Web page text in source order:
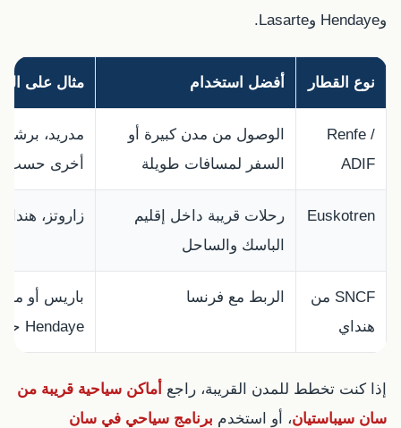
وHendaye وLasarte.
نوع القطار أفضل استخدام مثال على
Renfe /
ADIF
الوصول من مدن كبيرة أو
السفر لمسافات طويلة
مدريد،
أخرى حسب
Euskotren
رحلات قريبة داخل إقليم
الباسك والساحل
زاروتز،
SNCF من
هنداي
الربط مع فرنسا
باريس أو
Hendaye حسب الجداول
إذا كنت تخطط للمدن القريبة، راجع أماكن سياحية قريبة من
سان سيباستيان، أو استخدم برنامج سياحي في سان